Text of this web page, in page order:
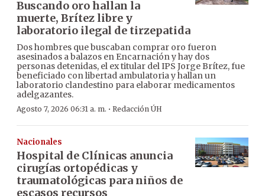
Buscando oro hallan la
muerte, Brítez libre y
laboratorio ilegal de tirzepatida
Dos hombres que buscaban comprar oro fueron
asesinados a balazos en Encarnación y hay dos
personas detenidas, el ex titular del IPS Jorge Brítez, fue
beneficiado con libertad ambulatoria y hallan un
laboratorio clandestino para elaborar medicamentos
adelgazantes.
Agosto 7, 2026 06:31 a. m. · Redacción ÚH
Nacionales
Hospital de Clínicas anuncia
cirugías ortopédicas y
traumatológicas para niños de
escasos recursos